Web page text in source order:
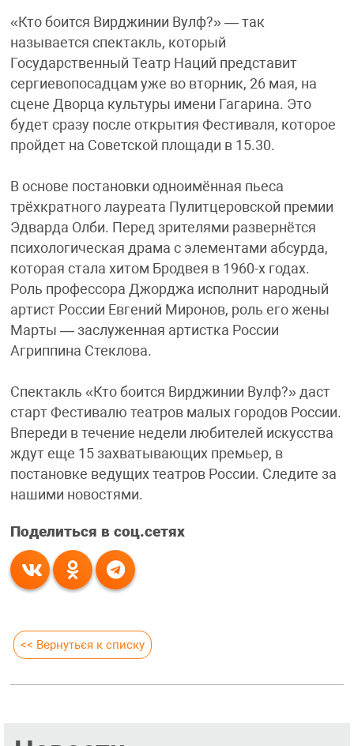
«Кто боится Вирджинии Вулф?» — так
называется спектакль, который
Государственный Театр Наций представит
сергиевопосадцам уже во вторник, 26 мая, на
сцене Дворца культуры имени Гагарина. Это
будет сразу после открытия Фестиваля, которое
пройдет на Советской площади в 15.30.
В основе постановки одноимённая пьеса
трёхкратного лауреата Пулитцеровской премии
Эдварда Олби. Перед зрителями развернётся
психологическая драма с элементами абсурда,
которая стала хитом Бродвея в 1960-х годах.
Роль профессора Джорджа исполнит народный
артист России Евгений Миронов, роль его жены
Марты — заслуженная артистка России
Агриппина Стеклова.
Спектакль «Кто боится Вирджинии Вулф?» даст
старт Фестивалю театров малых городов России.
Впереди в течение недели любителей искусства
ждут еще 15 захватывающих премьер, в
постановке ведущих театров России. Следите за
нашими новостями.
Поделиться в соц.сетях
<< Вернуться к списку